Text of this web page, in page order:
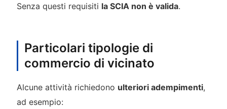
Senza questi requisiti la SCIA non è valida.
Particolari tipologie di
commercio di vicinato
Alcune attività richiedono ulteriori adempimenti,
ad esempio: